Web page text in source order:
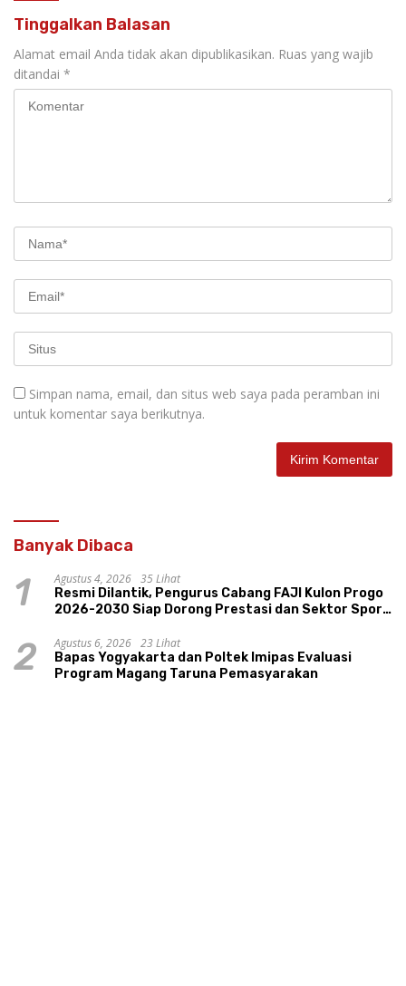
Tinggalkan Balasan
Alamat email Anda tidak akan dipublikasikan. Ruas yang wajib
ditandai *
Simpan nama, email, dan situs web saya pada peramban ini
untuk komentar saya berikutnya.
Banyak Dibaca
1 Agustus 4, 2026 35 Lihat
Resmi Dilantik, Pengurus Cabang FAJI Kulon Progo
2026-2030 Siap Dorong Prestasi dan Sektor Sport
2 Agustus 6, 2026 23 Lihat
Bapas Yogyakarta dan Poltek Imipas Evaluasi
Program Magang Taruna Pemasyarakan